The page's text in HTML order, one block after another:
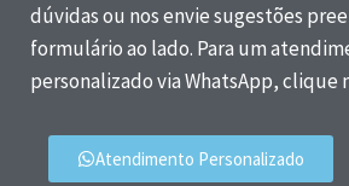
dúvidas ou nos envie sugestões
formulário ao lado. Para um
personalizado via WhatsApp, clique
Atendimento Personalizado